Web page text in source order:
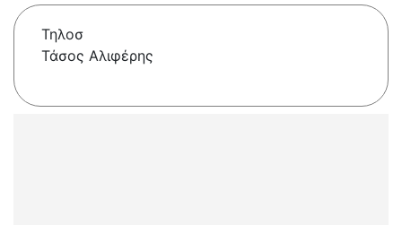
Τηλοσ
Τάσος Αλιφέρης